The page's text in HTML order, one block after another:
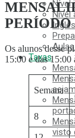
Nível
Nível
Taxas
visto
PERÍODO
Os alunos desse
15:00 e das 15:00
Semana
8